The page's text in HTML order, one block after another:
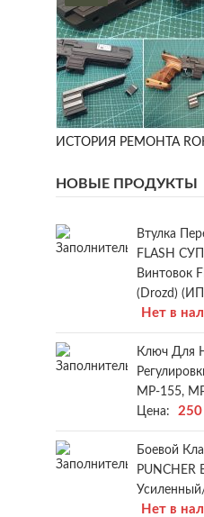
ИСТОРИЯ РЕМОНТА
НОВЫЕ ПРОДУКТЫ
Втулка
FLASH
Винтовок
(Drozd) (ИП
Нет в
Ключ Для
МР-155,
Цена:
250
Боевой
PUNCHER
Нет в